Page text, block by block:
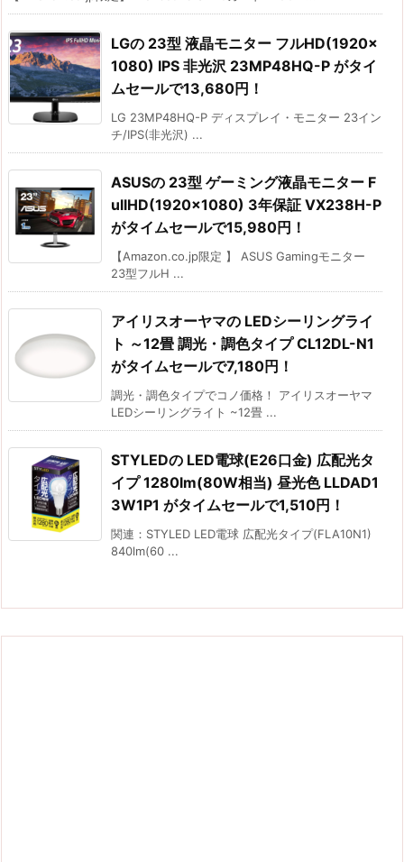
LGの 23型 液晶モニター フルHD(1920×
1080) IPS 非光沢 23MP48HQ-P がタイ
ムセールで13,680円！
LG 23MP48HQ-P ディスプレイ・モニター 23イン
チ/IPS(非光沢) ...
ASUSの 23型 ゲーミング液晶モニター F
ullHD(1920×1080) 3年保証 VX238H-P
がタイムセールで15,980円！
【Amazon.co.jp限定 】 ASUS Gamingモニター
23型フルH ...
アイリスオーヤマの LEDシーリングライ
ト ～12畳 調光・調色タイプ CL12DL-N1
がタイムセールで7,180円！
調光・調色タイプでコノ価格！ アイリスオーヤマ
LEDシーリングライト ~12畳 ...
STYLEDの LED電球(E26口金) 広配光タ
イプ 1280lm(80W相当) 昼光色 LLDAD1
3W1P1 がタイムセールで1,510円！
関連：STYLED LED電球 広配光タイプ(FLA10N1)
840lm(60 ...